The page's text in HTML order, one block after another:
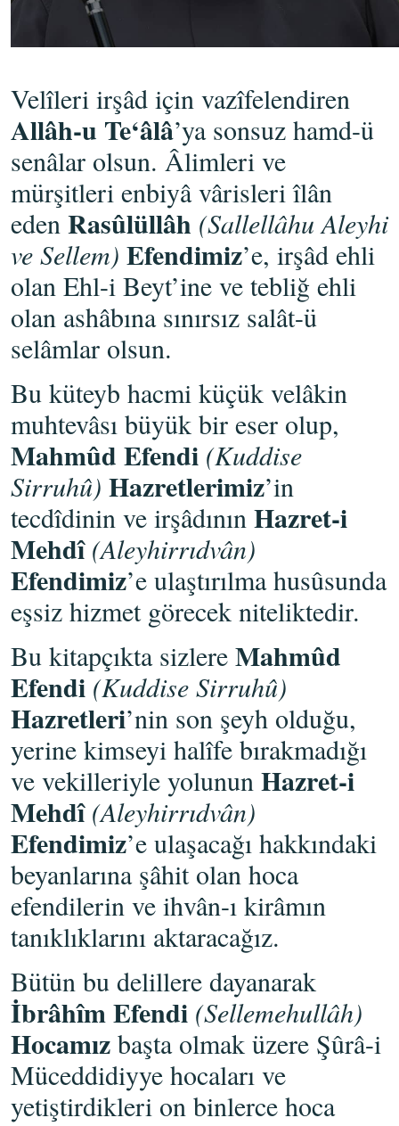
Velîleri irşâd için vazîfelendiren
Allâh-u Te‘âlâ’ya sonsuz hamd-ü
senâlar olsun. Âlimleri ve
mürşitleri enbiyâ vârisleri îlân
eden Rasûlüllâh (Sallellâhu Aleyhi
ve Sellem) Efendimiz’e, irşâd ehli
olan Ehl-i Beyt’ine ve tebliğ ehli
olan ashâbına sınırsız salât-ü
selâmlar olsun.
Bu küteyb hacmi küçük velâkin
muhtevâsı büyük bir eser olup,
Mahmûd Efendi (Kuddise
Sirruhû) Hazretlerimiz’in
tecdîdinin ve irşâdının Hazret-i
Mehdî (Aleyhirrıdvân)
Efendimiz’e ulaştırılma husûsunda
eşsiz hizmet görecek niteliktedir.
Bu kitapçıkta sizlere Mahmûd
Efendi (Kuddise Sirruhû)
Hazretleri’nin son şeyh olduğu,
yerine kimseyi halîfe bırakmadığı
ve vekilleriyle yolunun Hazret-i
Mehdî (Aleyhirrıdvân)
Efendimiz’e ulaşacağı hakkındaki
beyanlarına şâhit olan hoca
efendilerin ve ihvân-ı kirâmın
tanıklıklarını aktaracağız.
Bütün bu delillere dayanarak
İbrâhîm Efendi (Sellemehullâh)
Hocamız başta olmak üzere Şûrâ-i
Müceddidiyye hocaları ve
yetiştirdikleri on binlerce hoca